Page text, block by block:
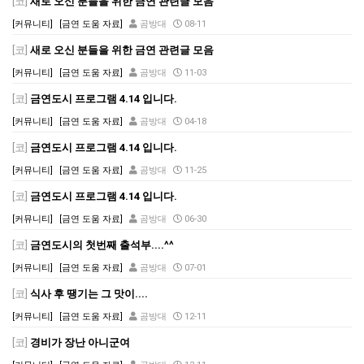
[커뮤니티] [금연 도움 자료] 곰방대 08-11
[코] 새로 오신 분들을 위한 금연 관련글 모음
[커뮤니티] [금연 도움 자료] 곰방대 11-03
[코] 금연도시 프로그램 4.14 입니다.
[커뮤니티] [금연 도움 자료] 곰방대 04-18
[코] 금연도시 프로그램 4.14 입니다.
[커뮤니티] [금연 도움 자료] 곰방대 11-25
[코] 금연도시 프로그램 4.14 입니다.
[커뮤니티] [금연 도움 자료] 곰방대 06-30
[코] 금연도시의 첫번째 출석부....^^
[커뮤니티] [금연 도움 자료] 곰방대 07-01
[코] 식사 후 땡기는 그 맛이....
[커뮤니티] [금연 도움 자료] 곰방대 12-11
[코] 경비가 장난 아니군여